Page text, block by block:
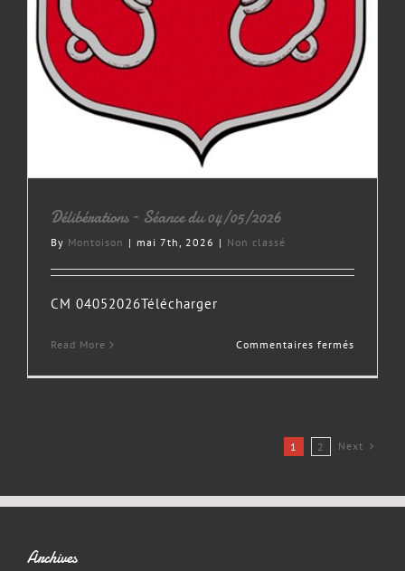
Délibérations – Séance du 04/05/2026
By Montoison | mai 7th, 2026 | Non classé
CM 04052026Télécharger
Read More Commentaires fermés
–
1
2 Next
Archives